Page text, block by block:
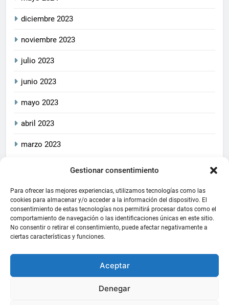
Gestionar consentimiento
Para ofrecer las mejores experiencias, utilizamos tecnologías como las
cookies para almacenar y/o acceder a la información del dispositivo. El
consentimiento de estas tecnologías nos permitirá procesar datos como el
comportamiento de navegación o las identificaciones únicas en este sitio.
No consentir o retirar el consentimiento, puede afectar negativamente a
ciertas características y funciones.
Aceptar
Denegar
diciembre 2023
noviembre 2023
julio 2023
junio 2023
mayo 2023
abril 2023
marzo 2023
los derechos reservados.
Este blog cumple con las
leyes de privacidad y
protección de datos
aplicables, asegurando la
seguridad de la información
. Funciona
gracias aBlazeThemes.
Política De CookiesAviso Legal